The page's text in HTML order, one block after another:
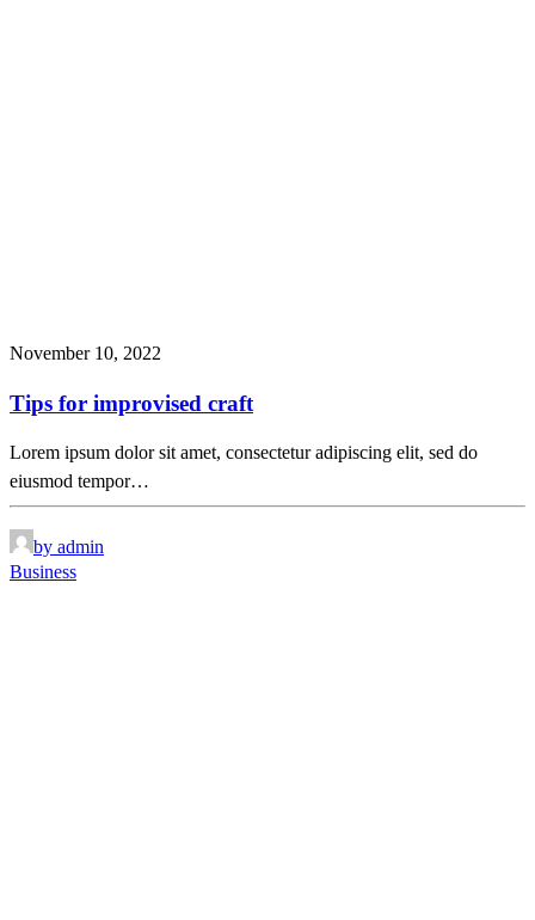
November 10, 2022
Tips for improvised craft
Lorem ipsum dolor sit amet, consectetur adipiscing elit, sed do
eiusmod tempor…
by admin
Business